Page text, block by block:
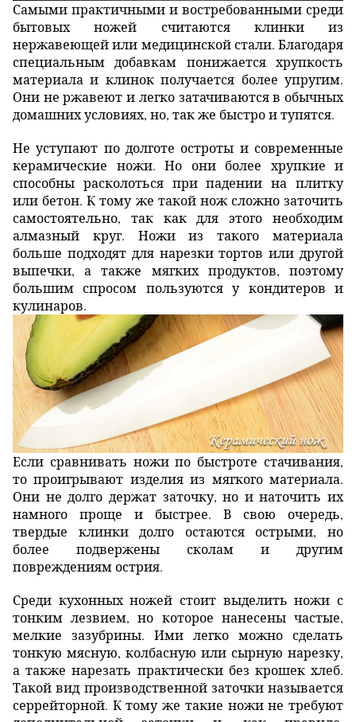
Самыми практичными и востребованными среди
бытовых ножей считаются клинки из
нержавеющей или медицинской стали. Благодаря
специальным добавкам понижается хрупкость
материала и клинок получается более упругим.
Они не ржавеют и легко затачиваются в обычных
домашних условиях, но, так же быстро и тупятся.
Не уступают по долготе остроты и современные
керамические ножи. Но они более хрупкие и
способны расколоться при падении на плитку
или бетон. К тому же такой нож сложно заточить
самостоятельно, так как для этого необходим
алмазный круг. Ножи из такого материала
больше подходят для нарезки тортов или другой
выпечки, а также мягких продуктов, поэтому
большим спросом пользуются у кондитеров и
кулинаров.
Если сравнивать ножи по быстроте стачивания,
то проигрывают изделия из мягкого материала.
Они не долго держат заточку, но и наточить их
намного проще и быстрее. В свою очередь,
твердые клинки долго остаются острыми, но
более подвержены сколам и другим
повреждениям острия.
Среди кухонных ножей стоит выделить ножи с
тонким лезвием, но которое нанесены частые,
мелкие зазубрины. Ими легко можно сделать
тонкую мясную, колбасную или сырную нарезку,
а также нарезать практически без крошек хлеб.
Такой вид производственной заточки называется
серрейторной. К тому же такие ножи не требуют